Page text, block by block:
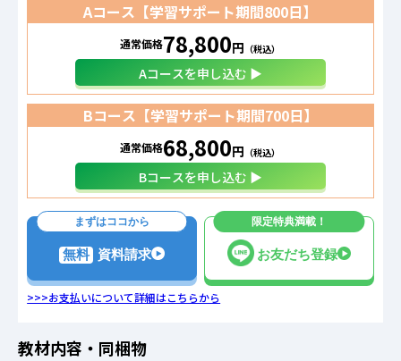
Aコース【学習サポート期間800日】
通常価格78,800円 （税込）
Aコースを申し込む ▶
Bコース【学習サポート期間700日】
通常価格68,800円 （税込）
Bコースを申し込む ▶
まずはココから
無料 資料請求
限定特典満載！
お友だち登録
>>>お支払いについて詳細はこちらから
教材内容・同梱物